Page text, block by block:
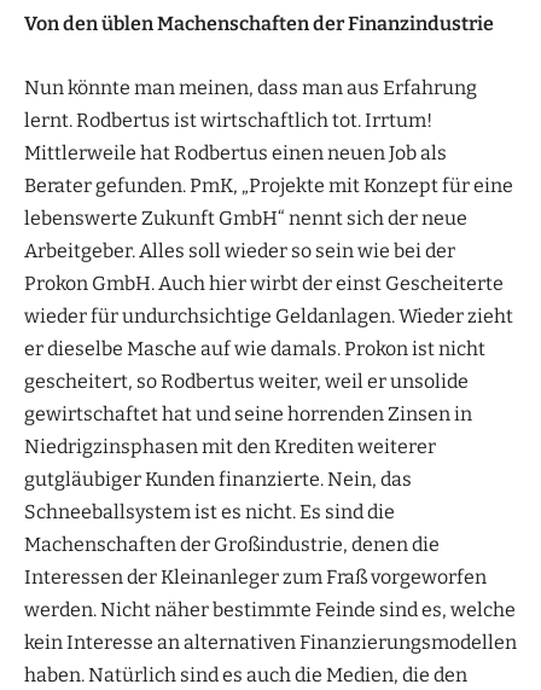
Von den üblen Machenschaften der Finanzindustrie
Nun könnte man meinen, dass man aus Erfahrung
lernt. Rodbertus ist wirtschaftlich tot. Irrtum!
Mittlerweile hat Rodbertus einen neuen Job als
Berater gefunden. PmK, „Projekte mit Konzept für eine
lebenswerte Zukunft GmbH“ nennt sich der neue
Arbeitgeber. Alles soll wieder so sein wie bei der
Prokon GmbH. Auch hier wirbt der einst Gescheiterte
wieder für undurchsichtige Geldanlagen. Wieder zieht
er dieselbe Masche auf wie damals. Prokon ist nicht
gescheitert, so Rodbertus weiter, weil er unsolide
gewirtschaftet hat und seine horrenden Zinsen in
Niedrigzinsphasen mit den Krediten weiterer
gutgläubiger Kunden finanzierte. Nein, das
Schneeballsystem ist es nicht. Es sind die
Machenschaften der Großindustrie, denen die
Interessen der Kleinanleger zum Fraß vorgeworfen
werden. Nicht näher bestimmte Feinde sind es, welche
kein Interesse an alternativen Finanzierungsmodellen
haben. Natürlich sind es auch die Medien, die den